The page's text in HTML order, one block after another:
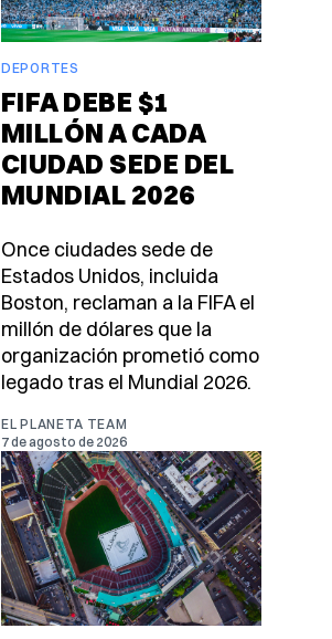
DEPORTES
FIFA DEBE $1
MILLÓN A CADA
CIUDAD SEDE DEL
MUNDIAL 2026
Once ciudades sede de
Estados Unidos, incluida
Boston, reclaman a la FIFA el
millón de dólares que la
organización prometió como
legado tras el Mundial 2026.
EL PLANETA TEAM
7 de agosto de 2026